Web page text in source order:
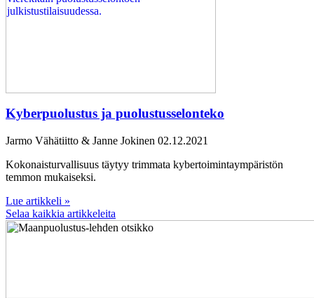
Kyberpuolustus ja puolustusselonteko
Jarmo Vähätiitto & Janne Jokinen 02.12.2021
Kokonaisturvallisuus täytyy trimmata kybertoimintaympäristön
temmon mukaiseksi.
Lue artikkeli »
Selaa kaikkia artikkeleita